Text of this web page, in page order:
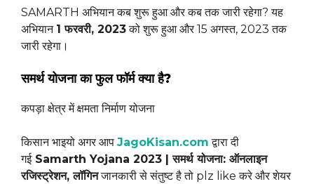
SAMARTH अभियान कब शुरू हुआ और कब तक जारी रहेगा? यह
अभियान 1 फरवरी, 2023को शुरू हुआ और 15 अगस्त, 2023 तक
जारी रहेगा।
समर्थ योजना का फुल फॉर्म क्या है?
कपड़ा क्षेत्र में क्षमता निर्माण योजना
किसान भाइयो अगर आप JagoKisan.com द्वारा दी
गईSamarth Yojana 2023 | समर्थ योजना: ऑनलाइन
रजिस्ट्रेशन, लॉगिनजानकारी से संतुष्ट है तो plz like करे और शेयर